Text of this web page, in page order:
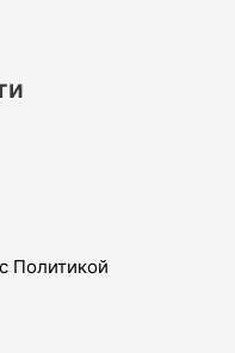
Политикой